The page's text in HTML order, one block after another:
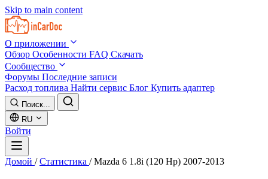
Skip to main content
О приложении
Обзор Особенности FAQ Скачать
Сообщество
Форумы Последние записи
Расход топлива Найти сервис Блог Купить адаптер
Поиск...
RU
Войти
Домой / Статистика / Mazda 6 1.8i (120 Hp) 2007-2013